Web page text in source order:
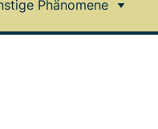
Phänomene